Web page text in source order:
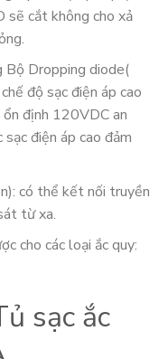
sẽ cắt không cho xả
Bộ Dropping diode(
độ sạc điện áp cao
định 120VDC an
điện áp cao đảm
có thể kết nối truyền
từ xa.
cho các loại ắc quy:
sạc ắc